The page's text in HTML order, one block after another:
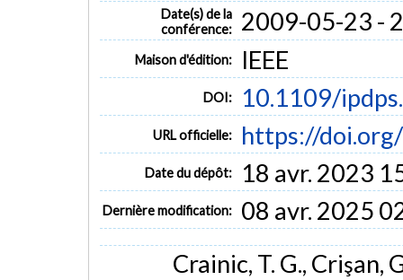
Date(s) de la
conférence:
2009-05-23 -
Maison d'édition: IEEE
DOI: 10.1109/
URL officielle: https://
Date du dépôt: 18 avr. 2023
Dernière modification: 08 avr. 2025
Crainic, T. G., Crişan,